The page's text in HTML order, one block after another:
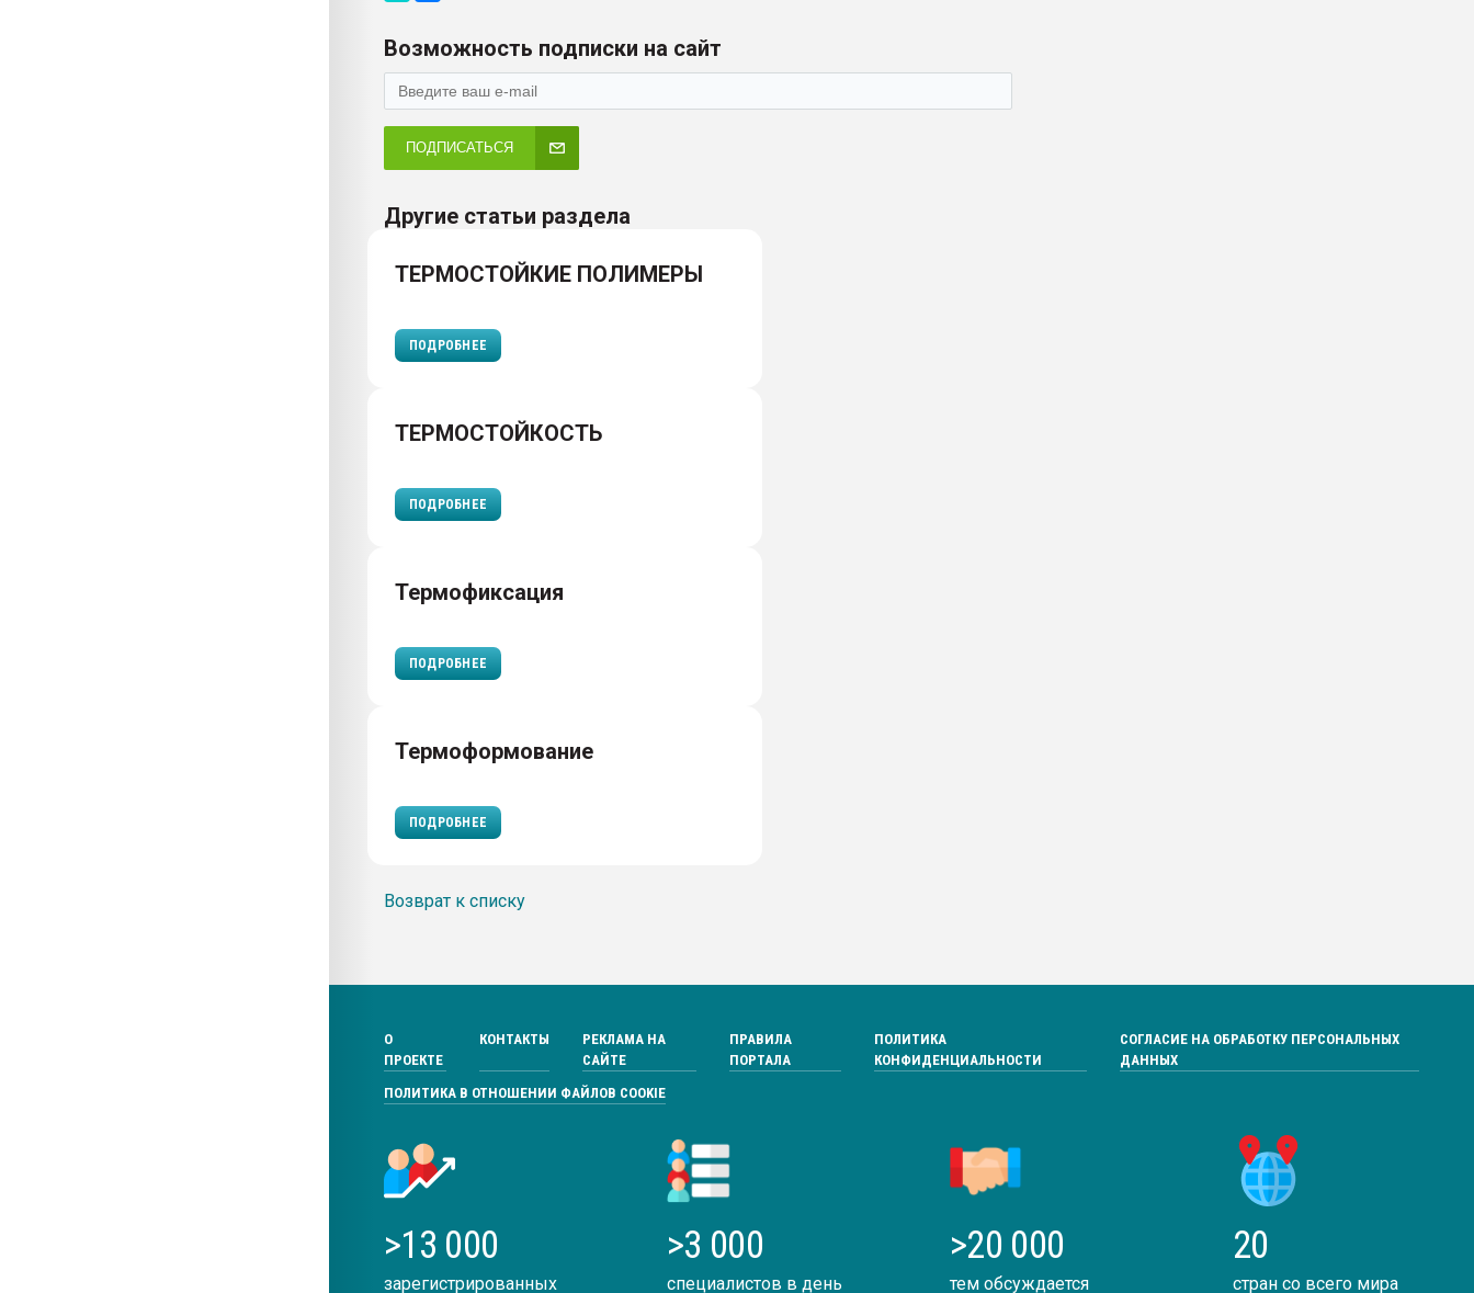
Возможность подписки на сайт
ПОДПИСАТЬСЯ
Другие статьи раздела
ТЕРМОСТОЙКИЕ ПОЛИМЕРЫ
ПОДРОБНЕЕ
ТЕРМОСТОЙКОСТЬ
ПОДРОБНЕЕ
Термофиксация
ПОДРОБНЕЕ
Термоформование
ПОДРОБНЕЕ
Возврат к списку
О
ПРОЕКТЕ
КОНТАКТЫ
РЕКЛАМА НА
САЙТЕ
ПРАВИЛА
ПОРТАЛА
ПОЛИТИКА
КОНФИДЕНЦИАЛЬНОСТИ
СОГЛАСИЕ НА ОБРАБОТКУ ПЕРСОНАЛЬНЫХ
ДАННЫХ
ПОЛИТИКА В ОТНОШЕНИИ ФАЙЛОВ COOKIE
>13 000
зарегистрированных
>3 000
специалистов в день
>20 000
тем обсуждается
20
стран со всего мира